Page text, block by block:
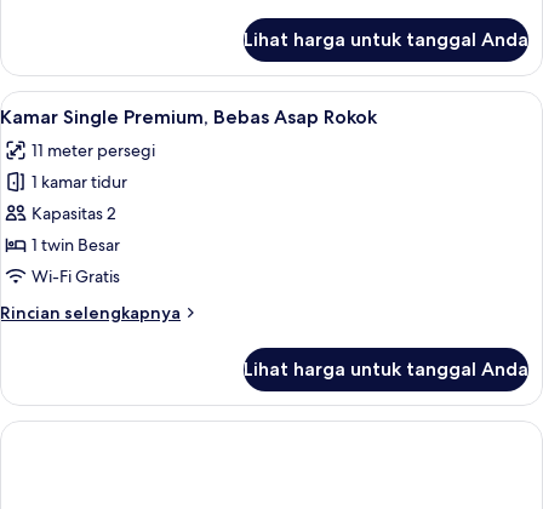
Rokok
Kamar
Basic,
Bebas
Rokok
Lihat harga untuk tanggal Anda
Lihat
semua
foto
untuk
Kamar
Single
Premium,
Asap
Meja kerja, setrika/meja setrika, Wi-
12
Kamar Single Premium, Bebas Asap Rokok
11 meter persegi
1 kamar tidur
Kapasitas 2
1 twin Besar
Wi-Fi Gratis
Rincian selengkapnya
Rincian
Kamar
Single
Premium,
Lihat harga untuk tanggal Anda